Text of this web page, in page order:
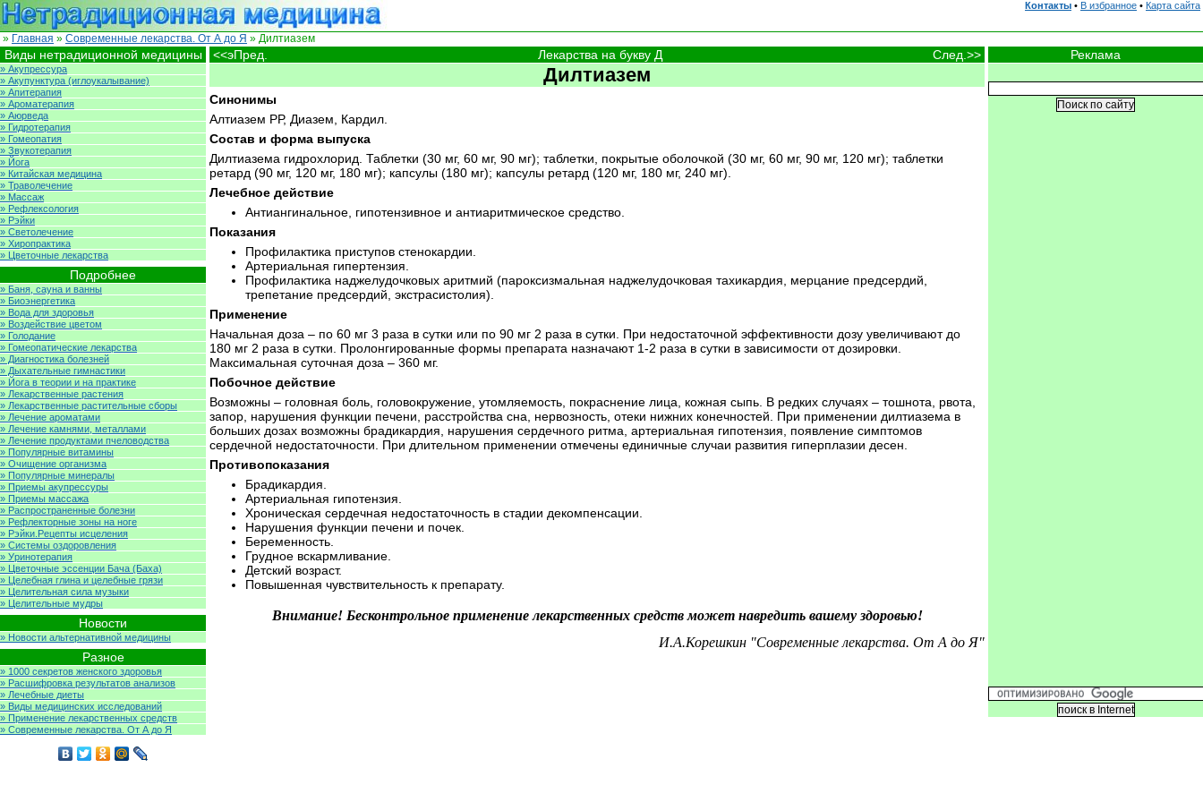
Контакты • В избранное • Карта сайта
» Главная » Современные лекарства. От А до Я » Дилтиазем
<<эПред. Лекарства на букву Д След.>>
Дилтиазем
Синонимы
Алтиазем РР, Диазем, Кардил.
Состав и форма выпуска
Дилтиазема гидрохлорид. Таблетки (30 мг, 60 мг, 90 мг); таблетки, покрытые оболочкой (30 мг, 60 мг, 90 мг, 120 мг); таблетки
ретард (90 мг, 120 мг, 180 мг); капсулы (180 мг); капсулы ретард (120 мг, 180 мг, 240 мг).
Лечебное действие
Антиангинальное, гипотензивное и антиаритмическое средство.
Показания
Профилактика приступов стенокардии.
Артериальная гипертензия.
Профилактика наджелудочковых аритмий (пароксизмальная наджелудочковая тахикардия, мерцание предсердий,
трепетание предсердий, экстрасистолия).
Применение
Начальная доза – по 60 мг 3 раза в сутки или по 90 мг 2 раза в сутки. При недостаточной эффективности дозу увеличивают до
180 мг 2 раза в сутки. Пролонгированные формы препарата назначают 1-2 раза в сутки в зависимости от дозировки.
Максимальная суточная доза – 360 мг.
Побочное действие
Возможны – головная боль, головокружение, утомляемость, покраснение лица, кожная сыпь. В редких случаях – тошнота, рвота,
запор, нарушения функции печени, расстройства сна, нервозность, отеки нижних конечностей. При применении дилтиазема в
больших дозах возможны брадикардия, нарушения сердечного ритма, артериальная гипотензия, появление симптомов
сердечной недостаточности. При длительном применении отмечены единичные случаи развития гиперплазии десен.
Противопоказания
Брадикардия.
Артериальная гипотензия.
Хроническая сердечная недостаточность в стадии декомпенсации.
Нарушения функции печени и почек.
Беременность.
Грудное вскармливание.
Детский возраст.
Повышенная чувствительность к препарату.
Внимание! Бесконтрольное применение лекарственных средств может навредить вашему здоровью!
И.А.Корешкин "Современные лекарства. От А до Я"
Виды нетрадиционной медицины
» Акупрессура
» Акупунктура (иглоукалывание)
» Апитерапия
» Ароматерапия
» Аюрведа
» Гидротерапия
» Гомеопатия
» Звукотерапия
» Йога
» Китайская медицина
» Траволечение
» Массаж
» Рефлексология
» Рэйки
» Светолечение
» Хиропрактика
» Цветочные лекарства
Подробнее
» Баня, сауна и ванны
» Биоэнергетика
» Вода для здоровья
» Воздействие цветом
» Голодание
» Гомеопатические лекарства
» Диагностика болезней
» Дыхательные гимнастики
» Йога в теории и на практике
» Лекарственные растения
» Лекарственные растительные сборы
» Лечение ароматами
» Лечение камнями, металлами
» Лечение продуктами пчеловодства
» Популярные витамины
» Очищение организма
» Популярные минералы
» Приемы акупрессуры
» Приемы массажа
» Распространенные болезни
» Рефлекторные зоны на ноге
» Рэйки.Рецепты исцеления
» Системы оздоровления
» Уринотерапия
» Цветочные эссенции Бача (Баха)
» Целебная глина и целебные грязи
» Целительная сила музыки
» Целительные мудры
Новости
» Новости альтернативной медицины
Разное
» 1000 секретов женского здоровья
» Расшифровка результатов анализов
» Лечебные диеты
» Виды медицинских исследований
» Применение лекарственных средств
» Современные лекарства. От А до Я
Реклама